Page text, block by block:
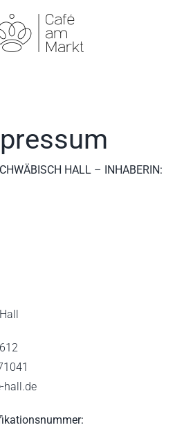
HALL – INHABERIN:
hall.de